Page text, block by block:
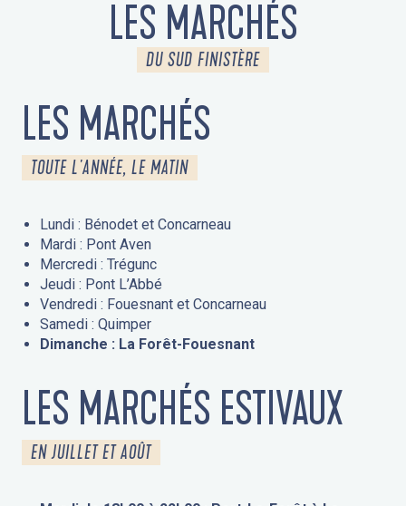
LES MARCHÉS
DU SUD FINISTÈRE
LES MARCHÉS
TOUTE L'ANNÉE, LE MATIN
Lundi : Bénodet et Concarneau
Mardi : Pont Aven
Mercredi : Trégunc
Jeudi : Pont L’Abbé
Vendredi : Fouesnant et Concarneau
Samedi : Quimper
Dimanche : La Forêt-Fouesnant
LES MARCHÉS ESTIVAUX
EN JUILLET ET AOÛT